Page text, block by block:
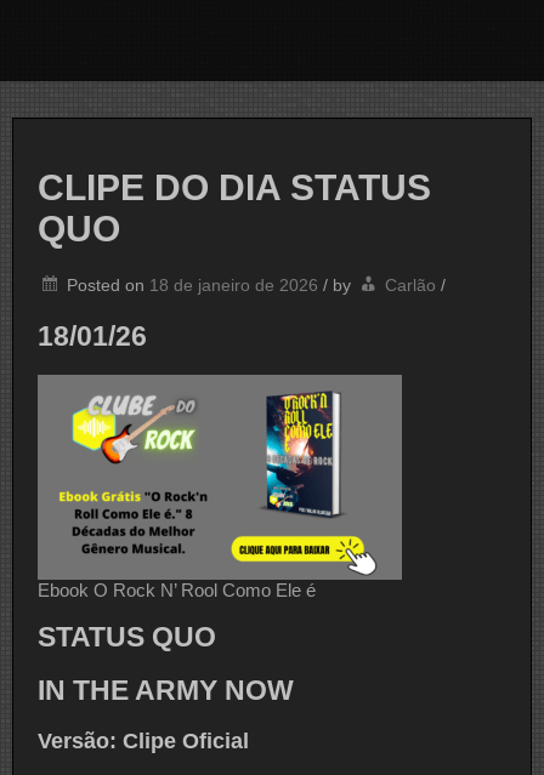
CLIPE DO DIA STATUS
QUO
Posted on 18 de janeiro de 2026 / by Carlão /
18/01/26
Ebook O Rock N’ Rool Como Ele é
STATUS QUO
IN THE ARMY NOW
Versão: Clipe Oficial